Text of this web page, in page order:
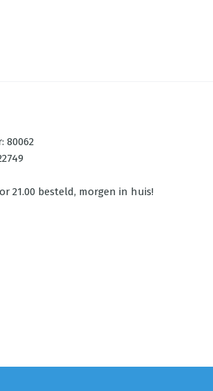
80062
21.00 besteld, morgen in huis!